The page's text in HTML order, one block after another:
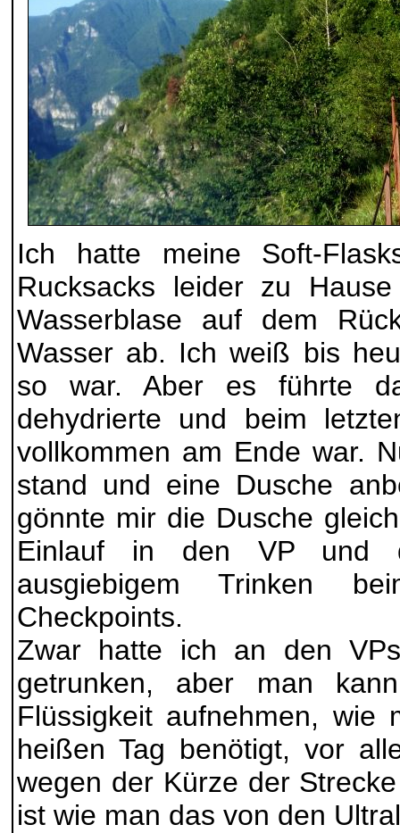
Ich hatte meine Soft-
Rucksacks leider zu
Wasserblase auf dem
Wasser ab. Ich weiß bis
so war. Aber es führte
dehydrierte und beim
vollkommen am Ende war.
stand und eine Dusche
gönnte mir die Dusche
Einlauf in den VP und
ausgiebigem Trinken
Checkpoints.
Zwar hatte ich an den
getrunken, aber man
Flüssigkeit aufnehmen, wie
heißen Tag benötigt, vor
wegen der Kürze der
ist wie man das von den